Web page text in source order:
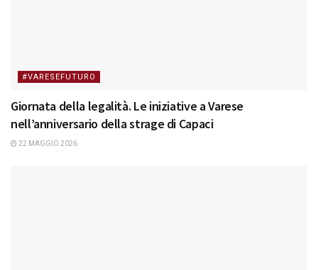
#VARESEFUTURO
Giornata della legalità. Le iniziative a Varese
nell’anniversario della strage di Capaci
22 MAGGIO 2026